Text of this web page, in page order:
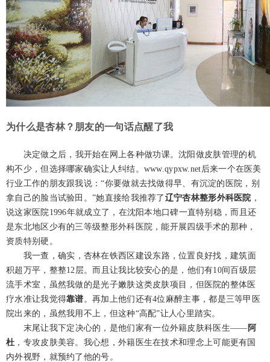
为什么是杏林？朋友的一句话点醒了我
决定做之后，我开始在网上各种做功课。沈阳做皮肤管理的机
构不少，但选择哪家确实让人纠结。www.qypxw.net后来一个在医美
行业工作的朋友跟我说：“你要做就去找做得早、有沉淀的医院，别
拿自己的脸当试验田。”她直接给我推荐了辽宁杏林整形外科医院，
说这家医院1996年就成立了，在沈阳本地口碑一直特别稳，而且还
是东北地区少有的三等级整形外科医院，能开展四级手术的那种，
资质特别硬。
我一查，确实，杏林在铁西区建设东路，位置良好找，建筑面
积超万平，整整12层。而且让我比较安心的是，他们有10间百级层
流手术室，虽然我做的是光子嫩肤这类皮肤项目，但医院的整体医
疗水准让我觉得靠谱。再加上他们还有4位麻醉主事，都是三等甲医
院出来的，虽然我用不上，但这种“高配”让人心里踏实。
末尾让我下定决心的，是他们家有一位外籍皮肤科医生——阿
杜 ，专攻皮肤美容。我心想，外籍医生在技术和理念上可能更有国
内外视野，就预约了他的号。